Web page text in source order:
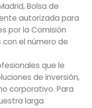
Bolsa de
autorizada para
por la Comisión
con el número de
que le
de inversión,
corporativo. Para
larga